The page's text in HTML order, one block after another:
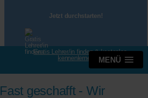
Jetzt durchstarten!
Gratis Lehrer/in finden & kostenlos
kennenlernen
MENÜ
Fast geschafft - Wir